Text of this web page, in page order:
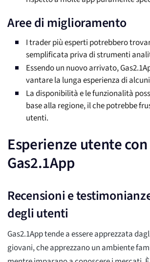
Aree di miglioramento
I trader più esperti potrebbero
semplificata priva di strumenti
Essendo un nuovo arrivato,
vantare la lunga esperienza di
La disponibilità e le funzionalità
base alla regione, il che potrebbe
utenti.
Esperienze utente con
Gas2.1App
Recensioni e
degli utenti
Gas2.1App tende a essere apprezzata
giovani, che apprezzano un ambiente